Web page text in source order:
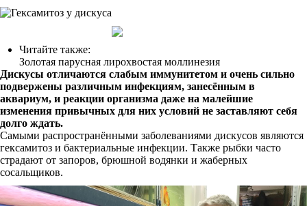
Читайте также:
Золотая парусная лирохвостая моллинезия
Дискусы отличаются слабым иммунитетом и очень сильно
подвержены различным инфекциям, занесённым в
аквариум, и реакции организма даже на малейшие
изменения привычных для них условий не заставляют себя
долго ждать.
Самыми распространёнными заболеваниями дискусов являются
гексамитоз и бактериальные инфекции. Также рыбки часто
страдают от запоров, брюшной водянки и жаберных
сосальщиков.